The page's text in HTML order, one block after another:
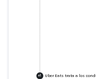
+1 Uber Eats trata a los